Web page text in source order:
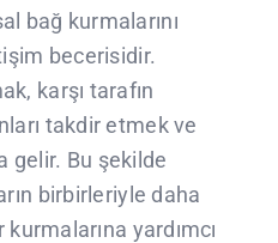
bağ kurmalarını
becerisidir.
karşı tarafın
takdir etmek ve
gelir. Bu şekilde
birbirleriyle daha
yardımcı